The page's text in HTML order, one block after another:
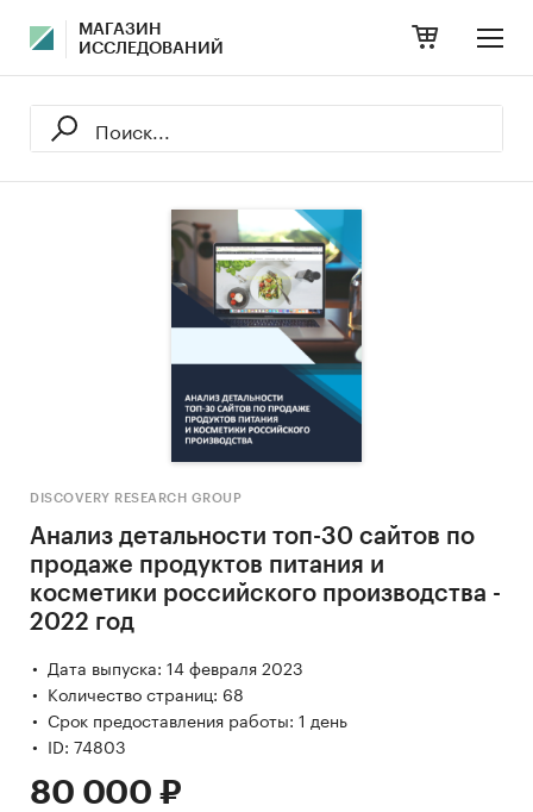
МАГАЗИН
ИССЛЕДОВАНИЙ
DISCOVERY RESEARCH GROUP
Анализ детальности топ-30 сайтов по
продаже продуктов питания и
косметики российского производства -
2022 год
Дата выпуска: 14 февраля 2023
Количество страниц: 68
Срок предоставления работы: 1 день
ID: 74803
80 000 ₽